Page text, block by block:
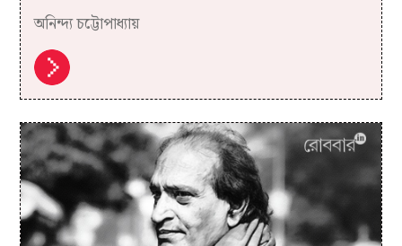
অনিন্দ্য চট্টোপাধ্যায়